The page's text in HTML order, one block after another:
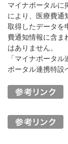
マイナポータルに
により、医療費通
取得したデータを
費通知情報に含ま
はありません。
「マイナポータ
ポータル連携特設